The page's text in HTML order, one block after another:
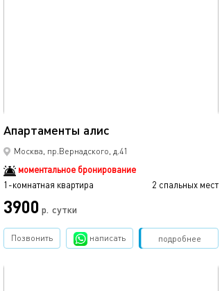
Апартаменты алис
Москва, пр.Вернадского, д.41
моментальное бронирование
1-комнатная квартира
2 спальных мест
3900 р. сутки
подробнее
Позвонить написать Забронировать